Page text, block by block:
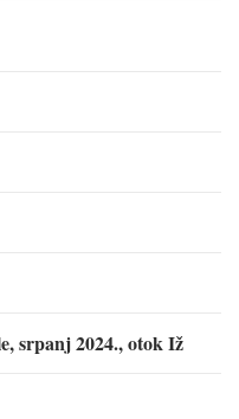
srpanj 2024., otok Iž